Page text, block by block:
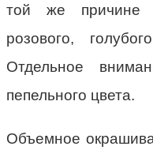
той же причине
розового,
Отдельное
пепельного цвета.
Объемное